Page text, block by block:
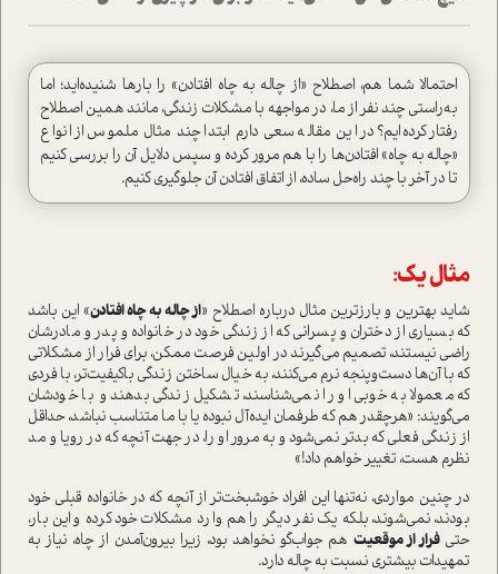
احتمالا شما هم، اصطلاح «از چاله به چاه افتادن» را بارها شنیده‌اید؛ اما
به‌راستی چند نفر از ما، در مواجهه با مشکلات زندگی، مانند همین اصطلاح
رفتار کرده‌ایم؟ در این مقاله سعی دارم ابتدا چند مثال ملموس از انواع
«چاله به چاه» افتادن‌ها را با هم مرور کرده و سپس دلایل آن را بررسی کنیم
تا در آخر با چند راه‌حل ساده، از اتفاق افتادن آن جلوگیری کنیم.
مثال یک:
شاید بهترین و بارزترین مثال درباره اصطلاح «از چاله به چاه افتادن» این باشد
که بسیاری از دختران و پسرانی که از زندگی خود در خانواده و پدر و مادرشان
راضی نیستند، تصمیم می‌گیرند در اولین فرصت ممکن، برای فرار از مشکلاتی
که با آن‌ها دست‌و‌پنجه نرم می‌کنند، به خیال ساختن زندگی باکیفیت‌تر، با فردی
که معمولا به خوبی او را نمی‌شناسند، تشکیل زندگی بدهند و با خودشان
می‌گویند: «هرچقدر هم که طرفمان ایده‌آل نبوده یا با ما متناسب نباشد، حداقل
از زندگی فعلی که بدتر نمی‌شود و به مرور او را، در جهت آنچه که در رویا و مد
نظرم هست، تغییر خواهم داد!»
در چنین مواردی، نه‌تنها این افراد خوشبخت‌تر از آنچه که در خانواده قبلی خود
بودند، نمی‌شوند، بلکه یک نفر دیگر را هم وارد مشکلات خود کرده و این بار،
حتی فرار از موقعیت هم جواب‌گو نخواهد بود، زیرا بیرون‌آمدن از چاه، نیاز به
تمهیدات بیشتری نسبت به چاله دارد.